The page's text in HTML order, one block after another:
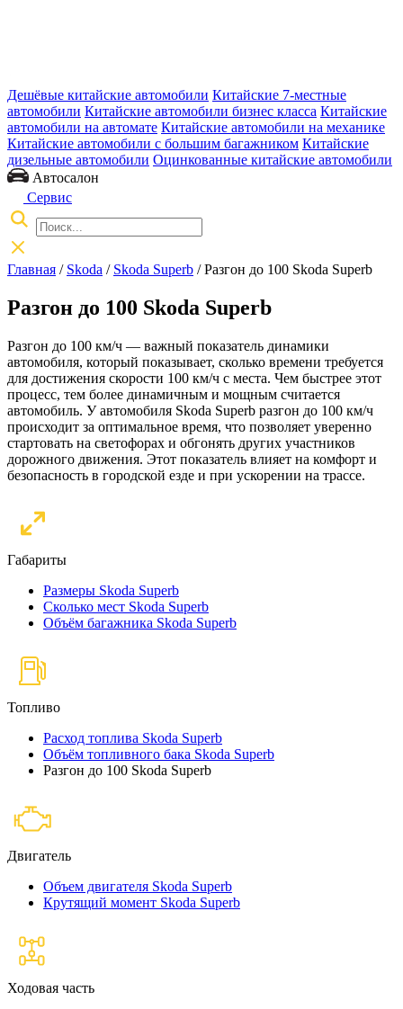
Дешёвые китайские автомобили Китайские 7-местные
автомобили Китайские автомобили бизнес класса Китайские
автомобили на автомате Китайские автомобили на механике
Китайские автомобили с большим багажником Китайские
дизельные автомобили Оцинкованные китайские автомобили
Автосалон
Сервис
Главная / Skoda / Skoda Superb / Разгон до 100 Skoda Superb
Разгон до 100 Skoda Superb
Разгон до 100 км/ч — важный показатель динамики
автомобиля, который показывает, сколько времени требуется
для достижения скорости 100 км/ч с места. Чем быстрее этот
процесс, тем более динамичным и мощным считается
автомобиль. У автомобиля Skoda Superb разгон до 100 км/ч
происходит за оптимальное время, что позволяет уверенно
стартовать на светофорах и обгонять других участников
дорожного движения. Этот показатель влияет на комфорт и
безопасность в городской езде и при ускорении на трассе.
Габариты
Размеры Skoda Superb
Сколько мест Skoda Superb
Объём багажника Skoda Superb
Топливо
Расход топлива Skoda Superb
Объём топливного бака Skoda Superb
Разгон до 100 Skoda Superb
Двигатель
Объем двигателя Skoda Superb
Крутящий момент Skoda Superb
Ходовая часть